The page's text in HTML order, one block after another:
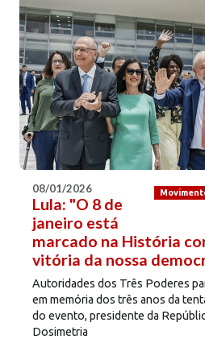
08/01/2026
Lula: "O 8 de
janeiro está
marcado na História
vitória da nossa
Autoridades dos Três Poderes
em memória dos três anos da
do evento, presidente da
Dosimetria